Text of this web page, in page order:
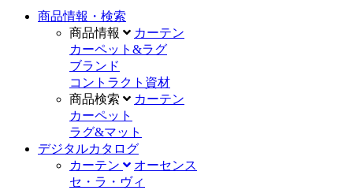
商品情報・検索
商品情報
カーテン
カーペット&ラグ
ブランド
コントラクト資材
商品検索
カーテン
カーペット
ラグ&マット
デジタルカタログ
カーテン
オーセンス
セ・ラ・ヴィ